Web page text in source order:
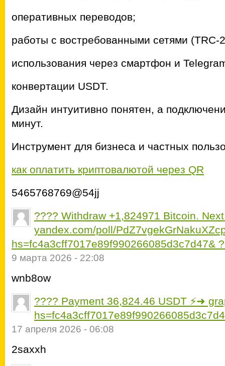
оперативных переводов;
работы с востребованными сетями (TRC-
использования через смартфон и
конвертации USDT.
Дизайн интуитивно понятен, а
минут.
Инструмент для бизнеса и частных
как оплатить криптовалютой через QR
5465768769@54jj
???? Withdraw +1,824971 Bitcoin.
yandex.com/poll/
hs=fc4a3cff7017e89f990266085d3c7d47&
9 марта 2026 - 22:08
wnb8ow
???? Payment 36,824.46 USDT ⚡➜
17 апреля 2026 - 06:08
2saxxh